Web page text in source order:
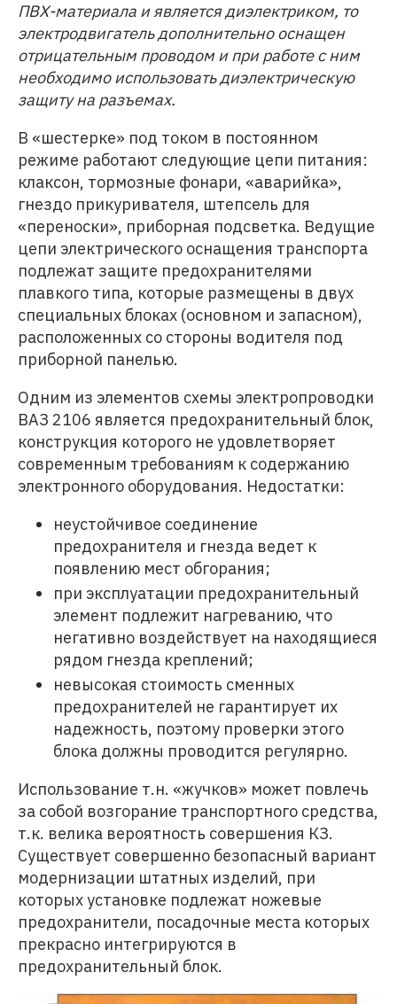
ПВХ-материала и является диэлектриком, то
электродвигатель дополнительно оснащен
отрицательным проводом и при работе с ним
необходимо использовать диэлектрическую
защиту на разъемах.
В «шестерке» под током в постоянном
режиме работают следующие цепи питания:
клаксон, тормозные фонари, «аварийка»,
гнездо прикуривателя, штепсель для
«переноски», приборная подсветка. Ведущие
цепи электрического оснащения транспорта
подлежат защите предохранителями
плавкого типа, которые размещены в двух
специальных блоках (основном и запасном),
расположенных со стороны водителя под
приборной панелью.
Одним из элементов схемы электропроводки
ВАЗ 2106 является предохранительный блок,
конструкция которого не удовлетворяет
современным требованиям к содержанию
электронного оборудования. Недостатки:
неустойчивое соединение
предохранителя и гнезда ведет к
появлению мест обгорания;
при эксплуатации предохранительный
элемент подлежит нагреванию, что
негативно воздействует на находящиеся
рядом гнезда креплений;
невысокая стоимость сменных
предохранителей не гарантирует их
надежность, поэтому проверки этого
блока должны проводится регулярно.
Использование т.н. «жучков» может повлечь
за собой возгорание транспортного средства,
т.к. велика вероятность совершения КЗ.
Существует совершенно безопасный вариант
модернизации штатных изделий, при
которых установке подлежат ножевые
предохранители, посадочные места которых
прекрасно интегрируются в
предохранительный блок.